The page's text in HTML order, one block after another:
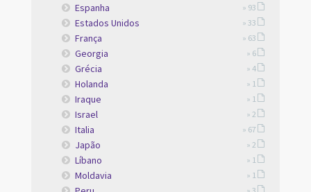
Espanha » 93
Estados Unidos » 33
França » 63
Georgia » 6
Grécia » 4
Holanda » 1
Iraque » 1
Israel » 2
Italia » 67
Japão » 2
Líbano » 1
Moldavia » 1